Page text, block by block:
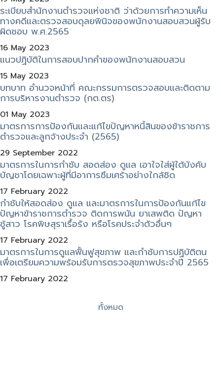
ระเบียบสำนักงานตำรวจแห่งชาติ ว่าด้วยการทำความเห็น
ทางคดีและตรวจสอบดุลยพินิจของพนักงานสอบสวนผู้รับ
ผิดชอบ พ.ศ.2565
16 May 2023
แนวปฏิบัติในการสอบปากคำของพนักงานสอบสวน
15 May 2023
บทบาท อำนวจหน้าที่ คณะกรรมการตรวจสอบและติดตาม
การบริหารงานตำรวจ (กต.ตร)
01 May 2023
มาตรการการป้องกันและแก้ไขปัญหาหนี้สินของข้าราชการ
ตำรวจและลูกจ้างประจำ (2565)
29 September 2022
มาตรการในการกำชับ สอดส่อง ดูแล เอาใจใส่ผู้ใต้บังคับ
บัญชาโดยเฉพาะผู้ที่มีอาการซึมเศร้าอย่างใกล้ชิด
17 February 2022
กำชับให้สอดส่อง ดูแล และมาตรการในการป้องกันแก้ไข
ปัญหาข้าราชการตำรวจ ติดการพนัน ยาเสพติด ปัญหา
ชู้สาว โรคพิษสุราเรื้อรัง หรือโรคประจำตัวอื่นๆ
17 February 2022
มาตรการในการดูแลฟื้นฟูสุขภาพ และกำชับการปฏิบัติตน
เพื่อเตรียมความพร้อมรับการตรวจสุขภาพประจำปี 2565
17 February 2022
ทั้งหมด